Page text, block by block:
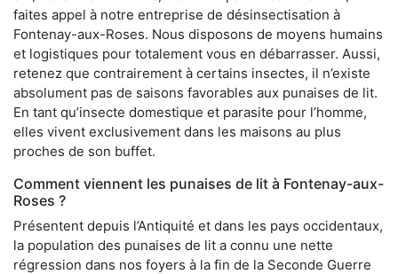
faites appel à notre entreprise de désinsectisation à
Fontenay-aux-Roses. Nous disposons de moyens humains
et logistiques pour totalement vous en débarrasser. Aussi,
retenez que contrairement à certains insectes, il n’existe
absolument pas de saisons favorables aux punaises de lit.
En tant qu’insecte domestique et parasite pour l’homme,
elles vivent exclusivement dans les maisons au plus
proches de son buffet.
Comment viennent les punaises de lit à Fontenay-aux-
Roses ?
Présentent depuis l’Antiquité et dans les pays occidentaux,
la population des punaises de lit a connu une nette
régression dans nos foyers à la fin de la Seconde Guerre